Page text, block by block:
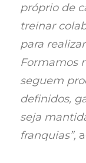
próprio de
treinar
para
Formamos
seguem
definidos,
seja
franquias”,